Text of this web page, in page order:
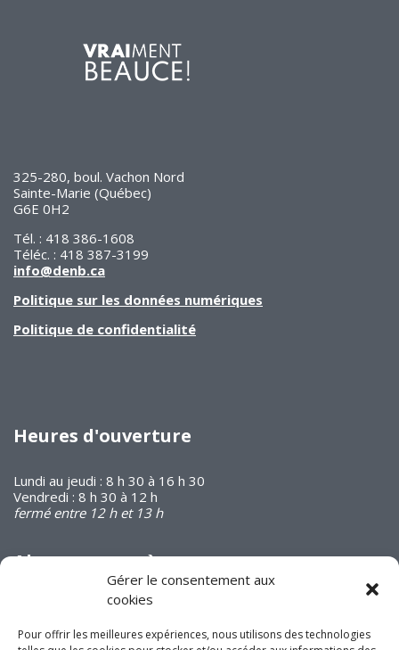
Gérer le consentement aux
cookies
Pour offrir les meilleures expériences, nous utilisons des technologies
325-280, boul. Vachon Nord
Sainte-Marie (Québec)
G6E 0H2
Tél. : 418 386-1608
Téléc. : 418 387-3199
info@denb.ca
Politique sur les données numériques
Politique de confidentialité
Heures d'ouverture
Lundi au jeudi : 8 h 30 à 16 h 30
Vendredi : 8 h 30 à 12 h
fermé entre 12 h et 13 h
Abonnez-vous à
notre infolettre